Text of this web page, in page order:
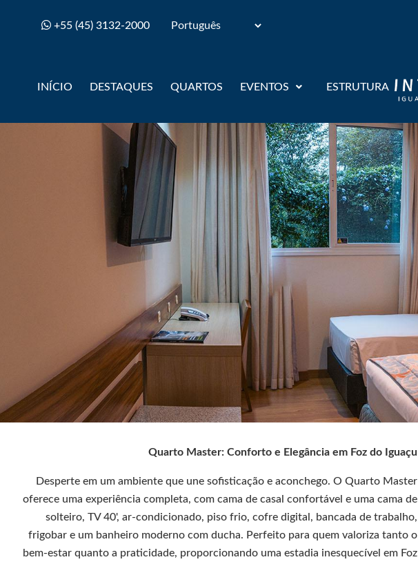
+55 (45) 3132-2000
Selecionar Idioma
INÍCIO DESTAQUES QUARTOS EVENTOS ESTRUTURA
Quarto Master: Conforto e Elegância em Foz do Iguaçu
Desperte em um ambiente que une sofisticação e aconchego. O Quarto Master
oferece uma experiência completa, com cama de casal confortável e uma cama de
solteiro, TV 40', ar-condicionado, piso frio, cofre digital, bancada de trabalho,
frigobar e um banheiro moderno com ducha. Perfeito para quem valoriza tanto o
bem-estar quanto a praticidade, proporcionando uma estadia inesquecível em Foz